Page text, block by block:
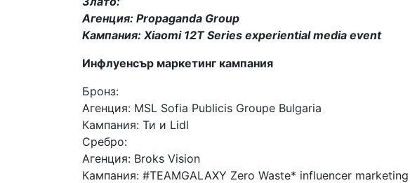
Агенция: Propaganda Group
Кампания: Xiaomi 12T Series experiential media event
Инфлуенсър маркетинг кампания
Бронз:
Агенция: MSL Sofia Publicis Groupe Bulgaria
Кампания: Ти и Lidl
Сребро:
Агенция: Broks Vision
Кампания: #TEAMGALAXY Zero Waste* influencer marketing